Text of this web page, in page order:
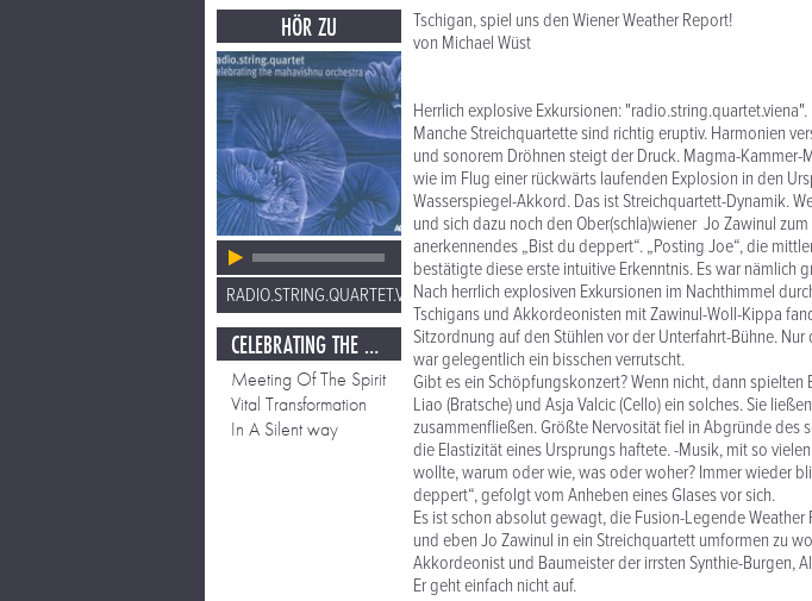
HÖR ZU
RADIO.STRING.QUARTET.VIENNA
CELEBRATING THE MAHAVISHNU ORCHESTRA
Meeting Of The Spirit
Vital Transformation
In A Silent way
Tschigan, spiel uns den Wiener Weather Report!
von Michael Wüst
Herrlich explosive Exkursionen:
Manche Streichquartette sind richtig eruptiv. Harmonien
und sonorem Dröhnen steigt der Druck. Magma-
wie im Flug einer rückwärts laufenden Explosion in den
Wasserspiegel-Akkord. Das ist Streichquartett-Dynamik.
und sich dazu noch den Ober(schla)wiener Jo Zawinul
anerkennendes „Bist du deppert“. „Posting Joe“, die
bestätigte diese erste intuitive Erkenntnis. Es war nämlich
Nach herrlich explosiven Exkursionen im Nachthimmel
Tschigans und Akkordeonisten mit Zawinul-Woll-Kippa
Sitzordnung auf den Stühlen vor der Unterfahrt-Bühne.
war gelegentlich ein bisschen verrutscht.
Gibt es ein Schöpfungskonzert? Wenn nicht, dann
Liao (Bratsche) und Asja Valcic (Cello) ein solches. Sie
zusammenfließen. Größte Nervosität fiel in Abgründe des
die Elastizität eines Ursprungs haftete. -Musik, mit so
wollte, warum oder wie, was oder woher? Immer wieder
deppert“, gefolgt vom Anheben eines Glases vor sich.
Es ist schon absolut gewagt, die Fusion-Legende
und eben Jo Zawinul in ein Streichquartett umformen zu
Akkordeonist und Baumeister der irrsten Synthie-Burgen,
Er geht einfach nicht auf.